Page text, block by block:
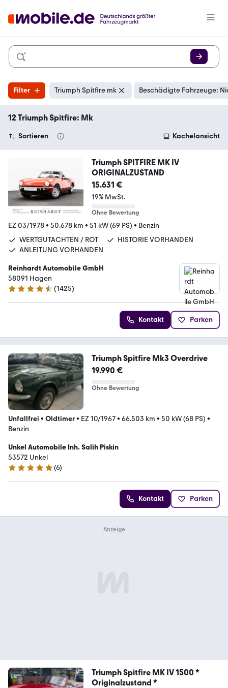
Filter Triumph Spitfire mk Beschädigte Fahrzeuge:
12 Triumph Spitfire: Mk
Sortieren Kachelansicht
Triumph SPITFIRE MK IV
ORIGINALZUSTAND
15.631 €
19% MwSt.
Ohne Bewertung
EZ 03/1978• 50.678 km • 51 kW (69 PS) • Benzin
WERTGUTACHTEN / ROT
HISTORIE VORHANDEN
ANLEITUNG VORHANDEN
Reinhardt Automobile GmbH
58091 Hagen
4.7 Sterne
(1425)
Kontakt Parken
Triumph Spitfire Mk3 Overdrive
19.990 €
Ohne Bewertung
Unfallfrei • Oldtimer• EZ 10/1967• 66.503 km • 50 kW (68 PS) •
Benzin
Unkel Automobile Inh. Salih Piskin
53572 Unkel
5 Sterne
(6)
Kontakt Parken
Triumph Spitfire MK IV 1500 *
Originalzustand *